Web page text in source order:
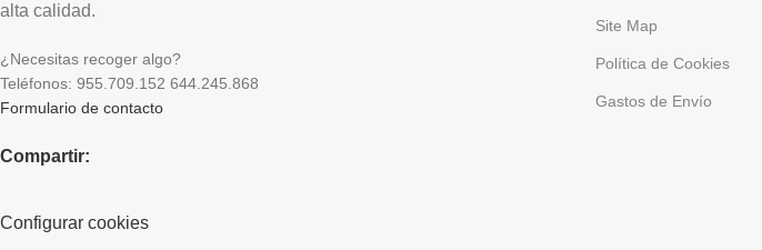
alta calidad.
¿Necesitas recoger algo?
Teléfonos: 955.709.152 644.245.868
Formulario de contacto
Compartir:
Site Map
Política de Cookies
Gastos de Envío
Configurar cookies